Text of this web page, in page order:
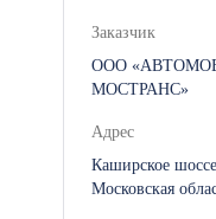
Заказчик
ООО
МОСТРАНС»
Адрес
Каширское
Московская